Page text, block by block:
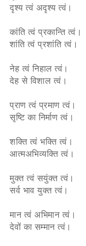
दृश्य त्वं अदृश्य त्वं।
कांति त्वं प्रकान्ति त्वं।
शांति त्वं प्रशांति त्वं।
नेह त्वं निहाल त्वं।
देह से विशाल त्वं।
प्राण त्वं प्रमाण त्वं।
सृष्टि का निर्माण त्वं।
शक्ति त्वं भक्ति त्वं।
आत्मअभिव्यक्ति त्वं।
मुक्त त्वं सयुंक्त त्वं।
सर्व भाव युक्त त्वं।
मान त्वं अभिमान त्वं।
देवों का सम्मान त्वं।